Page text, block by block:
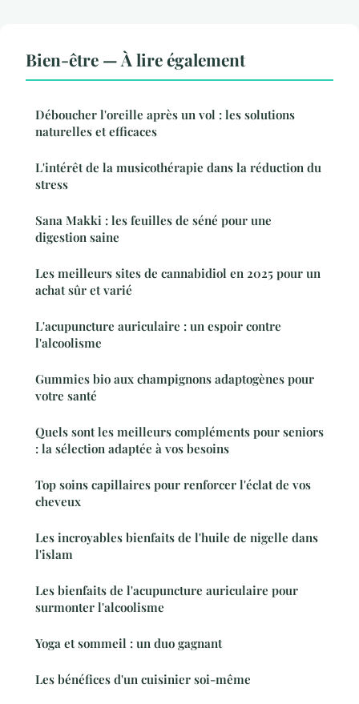
Bien-être — À lire également
Déboucher l'oreille après un vol : les solutions
naturelles et efficaces
L'intérêt de la musicothérapie dans la réduction du
stress
Sana Makki : les feuilles de séné pour une
digestion saine
Les meilleurs sites de cannabidiol en 2025 pour un
achat sûr et varié
L'acupuncture auriculaire : un espoir contre
l'alcoolisme
Gummies bio aux champignons adaptogènes pour
votre santé
Quels sont les meilleurs compléments pour seniors
: la sélection adaptée à vos besoins
Top soins capillaires pour renforcer l'éclat de vos
cheveux
Les incroyables bienfaits de l'huile de nigelle dans
l'islam
Les bienfaits de l'acupuncture auriculaire pour
surmonter l'alcoolisme
Yoga et sommeil : un duo gagnant
Les bénéfices d'un cuisinier soi-même